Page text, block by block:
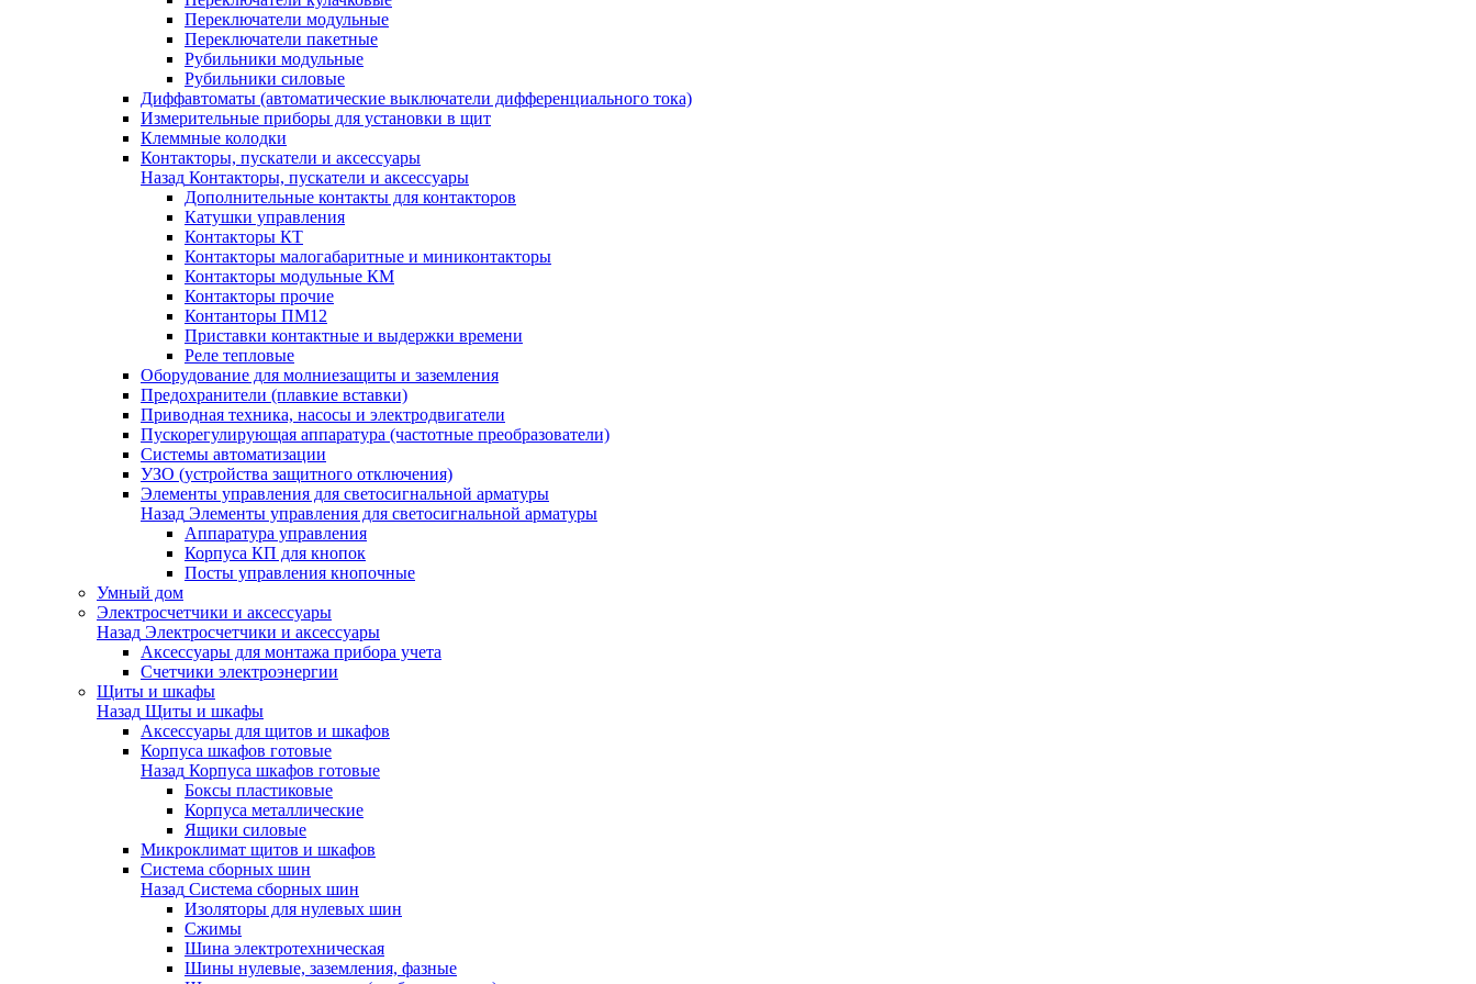
Переключатели модульные
Переключатели пакетные
Рубильники модульные
Рубильники силовые
Диффавтоматы (автоматические выключатели дифференциального тока)
Измерительные приборы для установки в щит
Клеммные колодки
Контакторы, пускатели и аксессуары
Назад Контакторы, пускатели и аксессуары
Дополнительные контакты для контакторов
Катушки управления
Контакторы КТ
Контакторы малогабаритные и миниконтакторы
Контакторы модульные КМ
Контакторы прочие
Контанторы ПМ12
Приставки контактные и выдержки времени
Реле тепловые
Оборудование для молниезащиты и заземления
Предохранители (плавкие вставки)
Приводная техника, насосы и электродвигатели
Пускорегулирующая аппаратура (частотные преобразователи)
Системы автоматизации
УЗО (устройства защитного отключения)
Элементы управления для светосигнальной арматуры
Назад Элементы управления для светосигнальной арматуры
Аппаратура управления
Корпуса КП для кнопок
Посты управления кнопочные
Умный дом
Электросчетчики и аксессуары
Назад Электросчетчики и аксессуары
Аксессуары для монтажа прибора учета
Счетчики электроэнергии
Щиты и шкафы
Назад Щиты и шкафы
Аксессуары для щитов и шкафов
Корпуса шкафов готовые
Назад Корпуса шкафов готовые
Боксы пластиковые
Корпуса металлические
Ящики силовые
Микроклимат щитов и шкафов
Система сборных шин
Назад Система сборных шин
Изоляторы для нулевых шин
Сжимы
Шина электротехническая
Шины нулевые, заземления, фазные